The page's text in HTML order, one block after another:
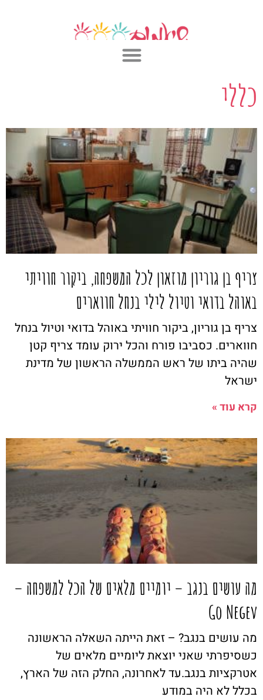
כללי
צריף בן גוריון מוזאון לכל המשפחה, ביקור חוויתי
באוהל בדואי וטיול לילי בנחל חווארים
צריף בן גוריון, ביקור חוויתי באוהל בדואי וטיול בנחל
חווארים. כסביבו פורח והכל ירוק עומד צריף קטן
שהיה ביתו של ראש הממשלה הראשון של מדינת
ישראל
קרא עוד »
מה עושים בנגב – יומיים מלאים של הכל למשפחה –
Go Negev
מה עושים בנגב? – זאת הייתה השאלה הראשונה
כשסיפרתי שאני יוצאת ליומיים מלאים של
אטרקציות בנגב.עד לאחרונה, החלק הזה של הארץ,
בכלל לא היה במודע
עמודעמודעמודעמודעמוד